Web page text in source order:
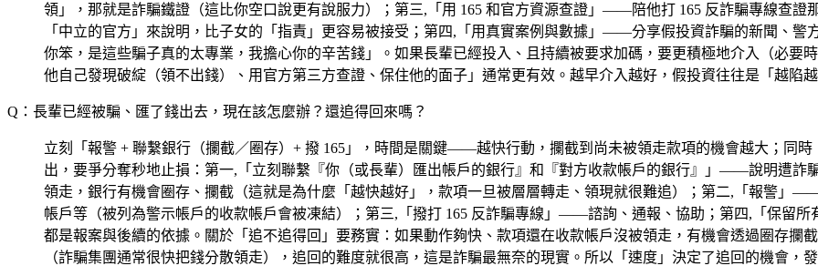
領」，那就是詐騙鐵證（這比你空口說更有說服力）；第三,「用 165 和官方資源查證」——陪他打 165 反詐騙專線查證
「中立的官方」來說明，比子女的「指責」更容易被接受；第四,「用真實案例與數據」——分享假投資詐騙的新聞、
你笨，是這些騙子真的太專業，我擔心你的辛苦錢」。如果長輩已經投入、且持續被要求加碼，要更積極地介入（必要
他自己發現破綻（領不出錢）、用官方第三方查證、保住他的面子」通常更有效。越早介入越好，假投資往往是「越陷
Q：長輩已經被騙、匯了錢出去，現在該怎麼辦？還追得回來嗎？
立刻「報警 + 聯繫銀行（攔截／圈存）+ 撥 165」，時間是關鍵——越快行動，攔截到尚未被領走款項的機會越大；同
出，要爭分奪秒地止損：第一,「立刻聯繫『你（或長輩）匯出帳戶的銀行』和『對方收款帳戶的銀行』」——說明遭詐
領走，銀行有機會圈存、攔截（這就是為什麼「越快越好」，款項一旦被層層轉走、領現就很難追）；第二,「報警」
帳戶等（被列為警示帳戶的收款帳戶會被凍結）；第三,「撥打 165 反詐騙專線」——諮詢、通報、協助；第四,「保留
都是報案與後續的依據。關於「追不追得回」要務實：如果動作夠快、款項還在收款帳戶沒被領走，有機會透過圈存攔
（詐騙集團通常很快把錢分散領走），追回的難度就很高，這是詐騙最無奈的現實。所以「速度」決定了追回的機會，